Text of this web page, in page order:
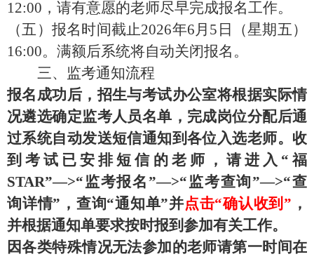
12:00 ，请有意愿的老师尽早完成报名工作。
（五）报名时间截止2026年6月5日（星期五）
16:00。 满额后系统将自动关闭报名。
三、监考通知流程
报名成功后，招生与考试办公室将根据实际情
况遴选确定监考人员名单，完成岗位分配后通
过系统自动发送短信通知到各位入选老师。收
到考试已安排短信的老师，请进入 “福
STAR”—>“监考报名”—>“监考查询”—>“查
询详情”，查询“通知单”并点击“确认收到” ，
并根据通知单要求按时报到参加有关工作。
因各类特殊情况无法参加的老师请第一时间在